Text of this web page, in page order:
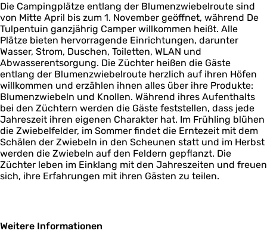
Die Campingplätze entlang der Blumenzwiebelroute sind
von Mitte April bis zum 1. November geöffnet, während De
Tulpentuin ganzjährig Camper willkommen heißt. Alle
Plätze bieten hervorragende Einrichtungen, darunter
Wasser, Strom, Duschen, Toiletten, WLAN und
Abwasserentsorgung. Die Züchter heißen die Gäste
entlang der Blumenzwiebelroute herzlich auf ihren Höfen
willkommen und erzählen ihnen alles über ihre Produkte:
Blumenzwiebeln und Knollen. Während ihres Aufenthalts
bei den Züchtern werden die Gäste feststellen, dass jede
Jahreszeit ihren eigenen Charakter hat. Im Frühling blühen
die Zwiebelfelder, im Sommer findet die Erntezeit mit dem
Schälen der Zwiebeln in den Scheunen statt und im Herbst
werden die Zwiebeln auf den Feldern gepflanzt. Die
Züchter leben im Einklang mit den Jahreszeiten und freuen
sich, ihre Erfahrungen mit ihren Gästen zu teilen.
Weitere Informationen